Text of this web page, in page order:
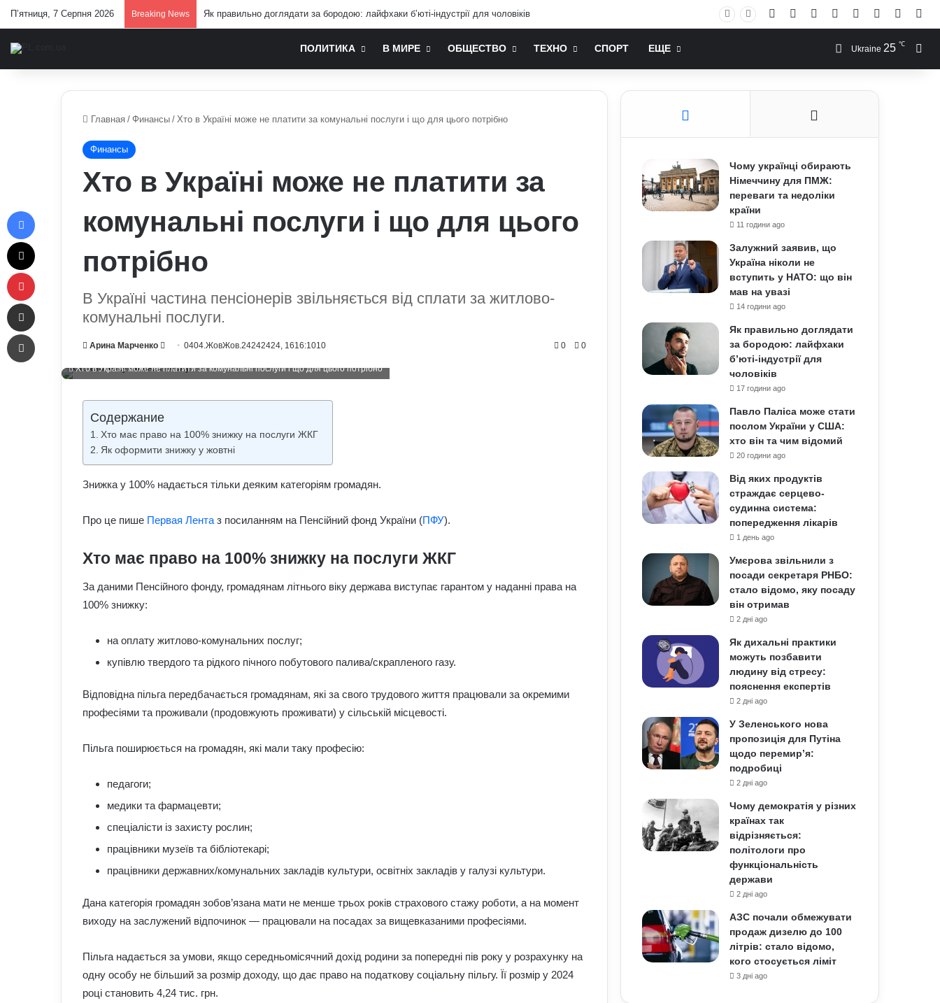
П’ятниця, 7 Серпня 2026 Breaking News Як правильно доглядати за бородою: лайфхаки б’юті-індустрії для чоловіків Facebook YouTubeInstagram
RSS Log In
ПОЛИТИКА В МИРЕ ОБЩЕСТВО ТЕХНО СПОРТ ЕЩЕ Ukraine 25 ℃
Главная / Финансы / Хто в Україні може не платити за комунальні послуги і що для цього потрібно
Финансы
Хто в Україні може не платити за
комунальні послуги і що для цього
потрібно
В Україні частина пенсіонерів звільняється від сплати за житлово-
комунальні послуги.
Арина Марченко
Send
email
0404.ЖовЖов.24242424, 1616:1010 0 0
Хто в Україні може не платити за комунальні послуги і що для цього потрібно
Содержание
Хто має право на 100% знижку на послуги ЖКГ
Як оформити знижку у жовтні
Знижка у 100% надається тільки деяким категоріям громадян.
Про це пише Первая Лента з посиланням на Пенсійний фонд України (ПФУ).
Хто має право на 100% знижку на послуги ЖКГ
За даними Пенсійного фонду, громадянам літнього віку держава виступає гарантом у наданні права на
100% знижку:
на оплату житлово-комунальних послуг;
купівлю твердого та рідкого пічного побутового палива/скрапленого газу.
Відповідна пільга передбачається громадянам, які за свого трудового життя працювали за окремими
професіями та проживали (продовжують проживати) у сільській місцевості.
Пільга поширюється на громадян, які мали таку професію:
педагоги;
медики та фармацевти;
спеціалісти із захисту рослин;
працівники музеїв та бібліотекарі;
працівники державних/комунальних закладів культури, освітніх закладів у галузі культури.
Дана категорія громадян зобов’язана мати не менше трьох років страхового стажу роботи, а на момент
виходу на заслужений відпочинок — працювали на посадах за вищевказаними професіями.
Пільга надається за умови, якщо середньомісячний дохід родини за попередні пів року у розрахунку на
одну особу не більший за розмір доходу, що дає право на податкову соціальну пільгу. Її розмір у 2024
році становить 4,24 тис. грн.
Чому українці обирають
Німеччину для ПМЖ:
переваги та недоліки
країни
11 години ago
Залужний заявив, що
Україна ніколи не
вступить у НАТО: що він
мав на увазі
14 години ago
Як правильно доглядати
за бородою: лайфхаки
б’юті-індустрії для
чоловіків
17 години ago
Павло Паліса може стати
послом України у США:
хто він та чим відомий
20 години ago
Від яких продуктів
страждає серцево-
судинна система:
попередження лікарів
1 день ago
Умєрова звільнили з
посади секретаря РНБО:
стало відомо, яку посаду
він отримав
2 дні ago
Як дихальні практики
можуть позбавити
людину від стресу:
пояснення експертів
2 дні ago
У Зеленського нова
пропозиція для Путіна
щодо перемир’я:
подробиці
2 дні ago
Чому демократія у різних
країнах так
відрізняється:
політологи про
функціональність
держави
2 дні ago
АЗС почали обмежувати
продаж дизелю до 100
літрів: стало відомо,
кого стосується ліміт
3 дні ago